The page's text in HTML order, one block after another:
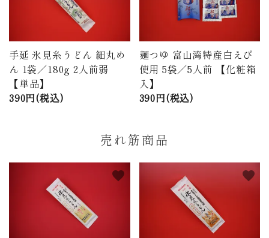
手延 氷見糸うどん 細丸め
ん 1袋／180g 2人前弱
【単品】
390円(税込)
麺つゆ 富山湾特産白えび
使用 5袋／5人前 【化粧箱
入】
390円(税込)
売れ筋商品
favorite favorite